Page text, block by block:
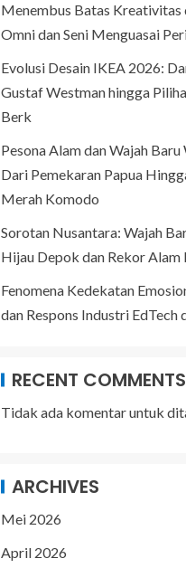
Menembus Batas Kreativitas
Omni dan Seni Menguasai
Evolusi Desain IKEA 2026:
Gustaf Westman hingga
Berk
Pesona Alam dan Wajah
Dari Pemekaran Papua
Merah Komodo
Sorotan Nusantara: Wajah
Hijau Depok dan Rekor Alam
Fenomena Kedekatan
dan Respons Industri EdTech
RECENT COMMENTS
Tidak ada komentar untuk
ARCHIVES
Mei 2026
April 2026